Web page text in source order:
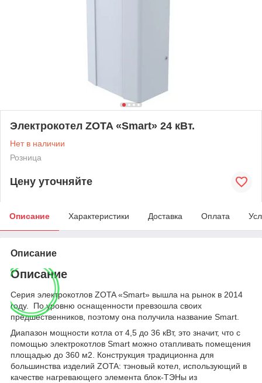
Электрокотел ZOTA «Smart» 24 кВт.
Нет в наличии
Розница
Цену уточняйте
Описание Характеристики Доставка Оплата
Описание
Описание
Серия электрокотлов ZOTA «Smart» вышла на рынок в 2014
году. По уровню оснащенности превзошла своих
предшественников, поэтому она получила название Smart.
Диапазон мощности котла от 4,5 до 36 кВт, это значит, что с
помощью электрокотлов Smart можно отапливать помещения
площадью до 360 м2. Конструкция традиционна для
большинства изделий ZOTA: тэновый котел, использующий в
качестве нагревающего элемента блок-ТЭНы из